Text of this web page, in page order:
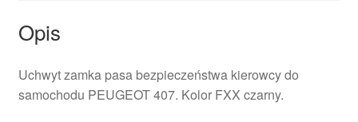
Opis
Uchwyt zamka pasa bezpieczeństwa kierowcy do
samochodu PEUGEOT 407. Kolor FXX czarny.